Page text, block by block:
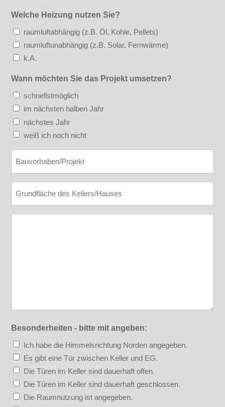
Welche Heizung nutzen Sie?
raumluftabhängig (z.B. Öl, Kohle, Pellets)
raumluftunabhängig (z.B. Solar, Fernwärme)
k.A.
Wann möchten Sie das Projekt umsetzen?
schnellstmöglich
im nächsten halben Jahr
nächstes Jahr
weiß ich noch nicht
Besonderheiten - bitte mit angeben:
Ich habe die Himmelsrichtung Norden angegeben.
Es gibt eine Tür zwischen Keller und EG.
Die Türen im Keller sind dauerhaft offen.
Die Türen im Keller sind dauerhaft geschlossen.
Die Raumnutzung ist angegeben.